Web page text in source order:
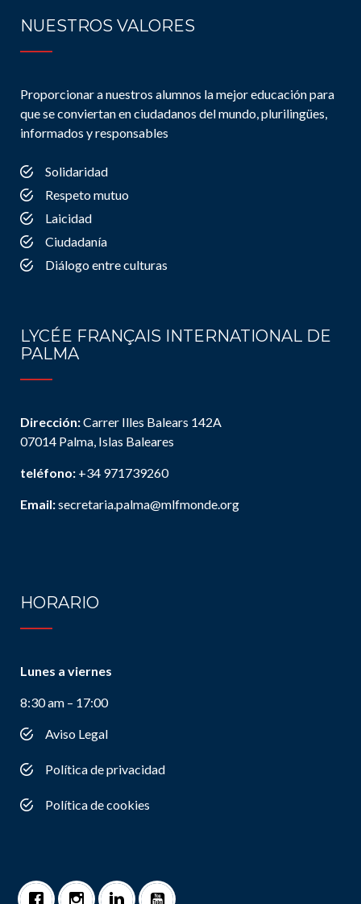
NUESTROS VALORES
Proporcionar a nuestros alumnos la mejor educación para
que se conviertan en ciudadanos del mundo, plurilingües,
informados y responsables
Solidaridad
Respeto mutuo
Laicidad
Ciudadanía
Diálogo entre culturas
LYCÉE FRANÇAIS INTERNATIONAL DE
PALMA
Dirección:Carrer Illes Balears 142A
07014 Palma, Islas Baleares
teléfono: +34 971739260
Email:secretaria.palma@mlfmonde.org
HORARIO
Lunes a viernes
8:30 am – 17:00
Aviso Legal
Política de privacidad
Política de cookies